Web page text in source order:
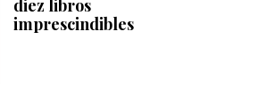
diez libros
imprescindibles